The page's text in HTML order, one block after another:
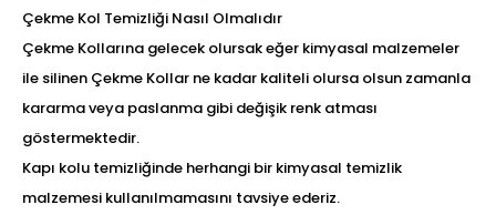
Çekme Kol Temizliği Nasıl Olmalıdır
Çekme Kollarına gelecek olursak eğer kimyasal malzemeler
ile silinen Çekme Kollar ne kadar kaliteli olursa olsun zamanla
kararma veya paslanma gibi değişik renk atması
göstermektedir.
Kapı kolu temizliğinde herhangi bir kimyasal temizlik
malzemesi kullanılmamasını tavsiye ederiz.